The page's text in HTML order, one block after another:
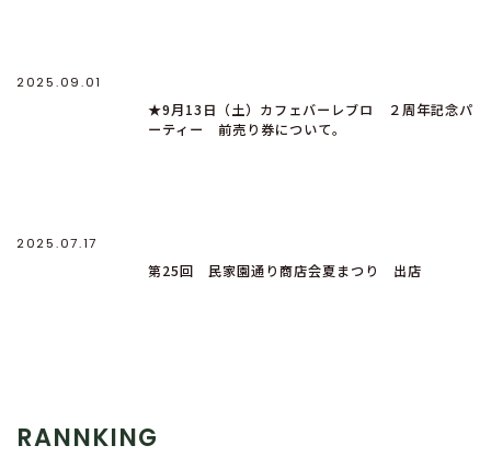
2025.09.01
★9月13日（土）カフェバーレブロ ２周年記念パ
ーティー 前売り券について。
2025.07.17
第25回 民家園通り商店会夏まつり 出店
RANNKING